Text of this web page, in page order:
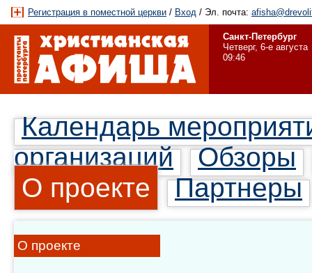
Регистрация в поместной церкви / Вход / Эл. почта:
Санкт-Петербург
Четверг, 6-е августа
09:46
Календарь
организаций
Обзоры
О проекте
Партнеры
О проекте